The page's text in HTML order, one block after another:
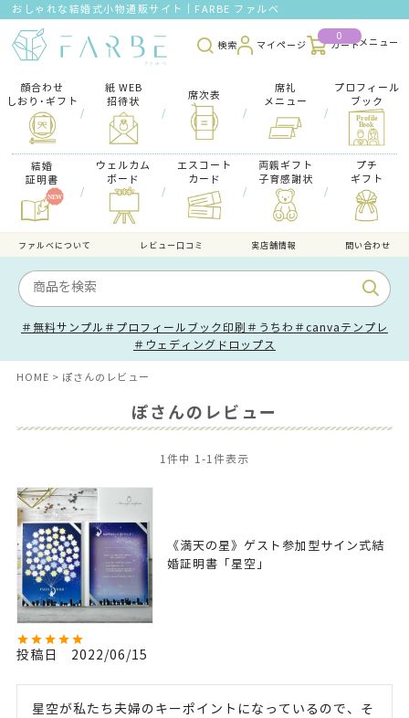
おしゃれな結婚式小物通販サイト｜FARBE ファルベ
検索 マイページ
0
カート
顔合わせ
しおり･ギフト
/
紙 WEB
招待状
/
席次表
/
席礼
メニュー
/
プロフィール
ブック
結婚
証明書
/
ウェルカム
ボード
/
エスコート
カード
/
両親ギフト
子育感謝状
/
プチ
ギフト
ファルべについて レビュー口コミ 実店舗情報 問い合わせ
＃無料サンプル ＃プロフィールブック印刷 ＃うちわ ＃canvaテンプレ
＃ウェディングドロップス
HOME ぽさんのレビュー
ぽさんのレビュー
1 件中 1 -1 件表示
《満天の星》ゲスト参加型サイン式結
婚証明書「星空」
投稿日 2022/06/15
星空が私たち夫婦のキーポイントになっているので、そ